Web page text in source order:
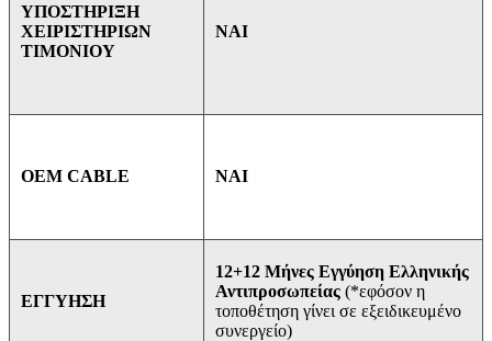
ΥΠΟΣΤΗΡΙΞΗ
ΧΕΙΡΙΣΤΗΡΙΩΝ
ΤΙΜΟΝΙΟΥ
ΝΑΙ
OEM CABLE ΝΑΙ
ΕΓΓΥΗΣΗ
12+12 Μήνες Εγγύηση Ελληνικής
Αντιπροσωπείας (*εφόσον η
τοποθέτηση γίνει σε εξειδικευμένο
συνεργείο)